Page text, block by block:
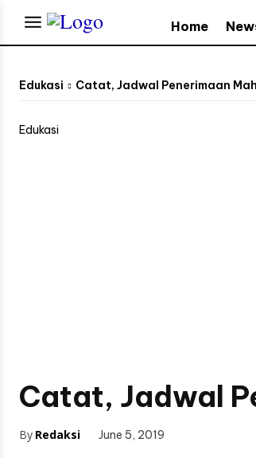
Home
Edukasi Catat, Jadwal Penerimaan
Edukasi
Catat, Jadwal
By Redaksi June 5, 2019